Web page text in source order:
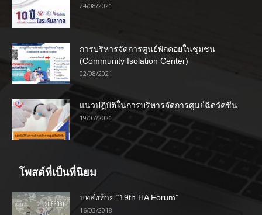
24/08/2021
การบริหารจัดการศูนย์พักคอยในชุมชน
(Community Isolation Center)
02/08/2021
แนวปฏิบัติในการบริหารจัดการศูนย์ฉีดวัคซีน
19/07/2021
โพสต์ที่เป็นที่นิยม
บทส่งท้าย “19th HA Forum”
16/03/2018